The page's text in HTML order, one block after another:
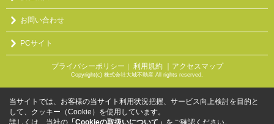
お問い合わせ
PCサイト
プライバシーポリシー ｜ 利用規約 ｜アクセスマップ
Copyright(c) 株式会社大城不動産 All rights reserved.
当サイトでは、お客様の当サイト利用状況把握、サービス向上検討を目的と
して、クッキー（Cookie）を使用しています。
詳しくは、当社の 「Cookieの取扱いについて」 をご確認ください。